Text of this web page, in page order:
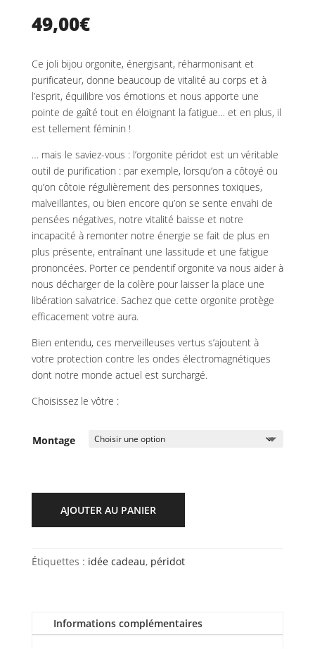
49,00€
Ce joli bijou orgonite, énergisant, réharmonisant et
purificateur, donne beaucoup de vitalité au corps et à
l’esprit, équilibre vos émotions et nous apporte une
pointe de gaîté tout en éloignant la fatigue… et en plus, il
est tellement féminin !
… mais le saviez-vous : l’orgonite péridot est un véritable
outil de purification : par exemple, lorsqu’on a côtoyé ou
qu’on côtoie régulièrement des personnes toxiques,
malveillantes, ou bien encore qu’on se sente envahi de
pensées négatives, notre vitalité baisse et notre
incapacité à remonter notre énergie se fait de plus en
plus présente, entraînant une lassitude et une fatigue
prononcées. Porter ce pendentif orgonite va nous aider à
nous décharger de la colère pour laisser la place une
libération salvatrice. Sachez que cette orgonite protège
efficacement votre aura.
Bien entendu, ces merveilleuses vertus s’ajoutent à
votre protection contre les ondes électromagnétiques
dont notre monde actuel est surchargé.
Choisissez le vôtre :
Montage
AJOUTER AU PANIER
Étiquettes : idée cadeau, péridot
Informations complémentaires